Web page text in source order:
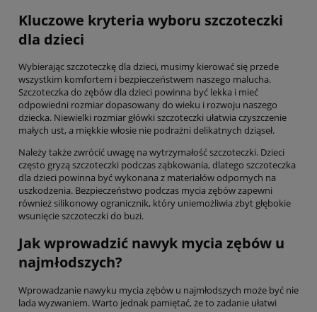
Kluczowe kryteria wyboru szczoteczki
dla dzieci
Wybierając szczoteczkę dla dzieci, musimy kierować się przede
wszystkim komfortem i bezpieczeństwem naszego malucha.
Szczoteczka do zębów dla dzieci powinna być lekka i mieć
odpowiedni rozmiar dopasowany do wieku i rozwoju naszego
dziecka. Niewielki rozmiar główki szczoteczki ułatwia czyszczenie
małych ust, a miękkie włosie nie podrażni delikatnych dziąseł.
Należy także zwrócić uwagę na wytrzymałość szczoteczki. Dzieci
często gryzą szczoteczki podczas ząbkowania, dlatego szczoteczka
dla dzieci powinna być wykonana z materiałów odpornych na
uszkodzenia. Bezpieczeństwo podczas mycia zębów zapewni
również silikonowy ogranicznik, który uniemożliwia zbyt głębokie
wsunięcie szczoteczki do buzi.
Jak wprowadzić nawyk mycia zębów u
najmłodszych?
Wprowadzanie nawyku mycia zębów u najmłodszych może być nie
lada wyzwaniem. Warto jednak pamiętać, że to zadanie ułatwi